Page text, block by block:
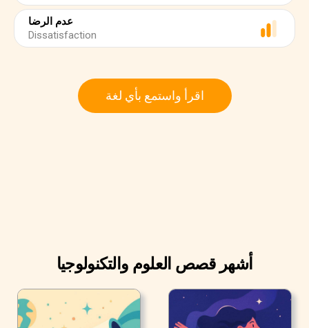
عدم الرضا
Dissatisfaction
اقرأ واستمع بأي لغة
أشهر قصص العلوم والتكنولوجيا